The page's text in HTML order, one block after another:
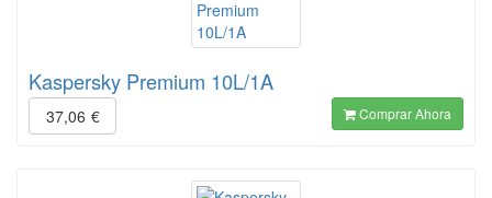
Kaspersky Premium 10L/1A
37,06 € Comprar Ahora